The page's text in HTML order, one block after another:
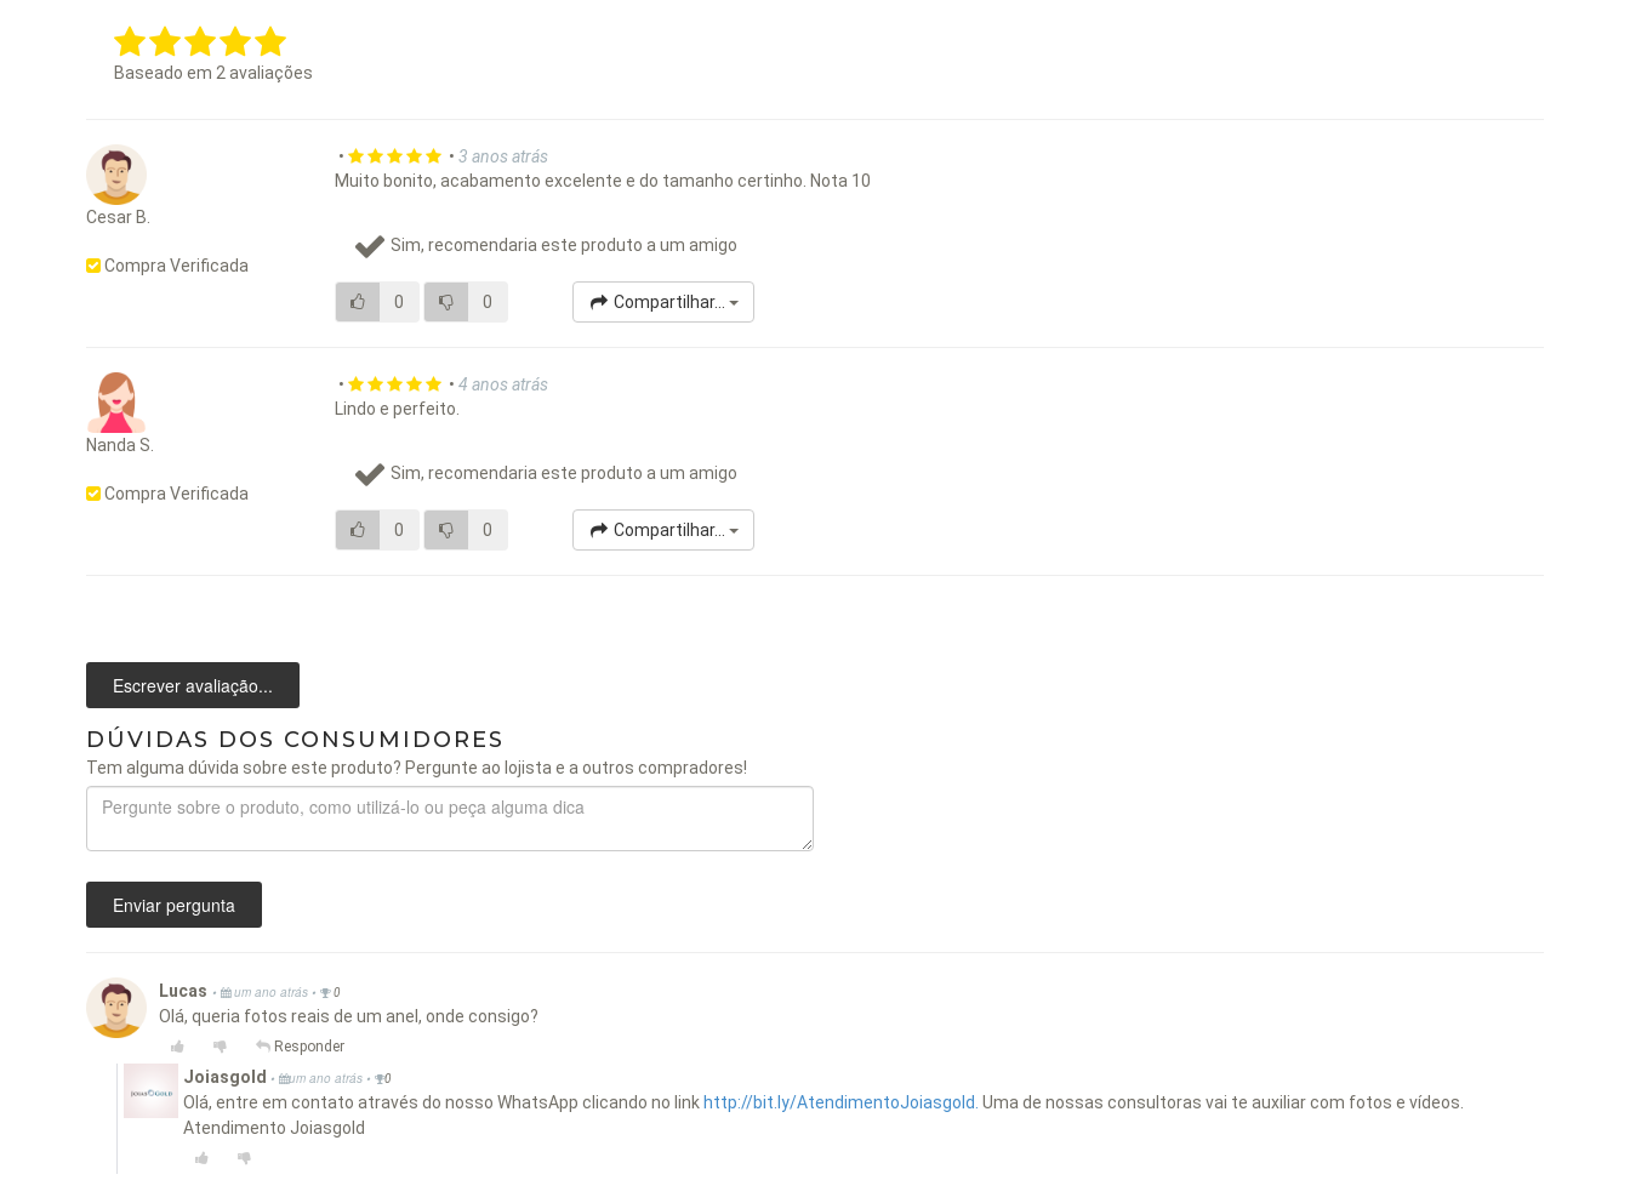
Baseado em 2 avaliações
Cesar B.
Compra Verificada
• •3 anos atrás
Muito bonito, acabamento excelente e do tamanho certinho. Nota 10
Sim, recomendaria este produto a um amigo
0 0 Compartilhar...
Nanda S.
Compra Verificada
• •4 anos atrás
Lindo e perfeito.
Sim, recomendaria este produto a um amigo
0 0 Compartilhar...
Escrever avaliação...
DÚVIDAS DOS CONSUMIDORES
Tem alguma dúvida sobre este produto? Pergunte ao lojista e a outros compradores!
Enviar pergunta
Lucas • um ano atrás • 0
Olá, queria fotos reais de um anel, onde consigo?
Responder
Joiasgold • um ano atrás • 0
Olá, entre em contato através do nosso WhatsApp clicando no link http://bit.ly/AtendimentoJoiasgold. Uma de nossas consultoras vai te auxiliar com fotos e vídeos.
Atendimento Joiasgold